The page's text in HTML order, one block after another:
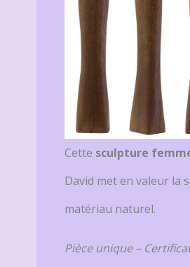
Cette sculpture
David met en valeur la
matériau naturel.
Pièce unique –